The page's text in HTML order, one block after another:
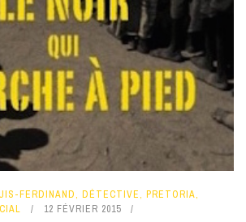
FERDINAND, DÉTECTIVE, PRETORIA,
12 FÉVRIER 2015